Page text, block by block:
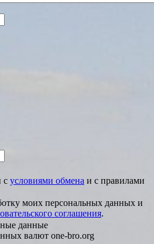
с условиями обмена и с правилами
моих персональных данных и
соглашения.
данные
валют one-bro.org